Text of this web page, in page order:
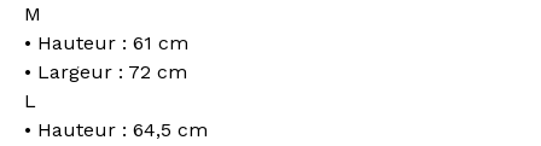
M
• Hauteur : 61 cm
• Largeur : 72 cm
L
• Hauteur : 64,5 cm